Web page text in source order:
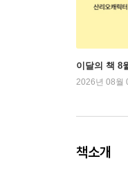
이달의 책 8
2026년 08월
책소개